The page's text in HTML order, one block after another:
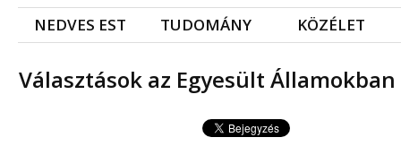
NEDVES EST TUDOMÁNY KÖZÉLET
Választások az Egyesült